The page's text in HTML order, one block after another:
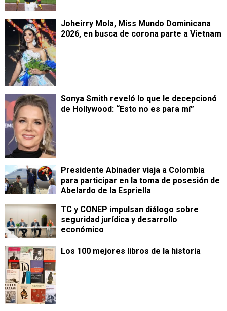
Joheirry Mola, Miss Mundo Dominicana
2026, en busca de corona parte a Vietnam
Sonya Smith reveló lo que le decepcionó
de Hollywood: “Esto no es para mí”
Presidente Abinader viaja a Colombia
para participar en la toma de posesión de
Abelardo de la Espriella
TC y CONEP impulsan diálogo sobre
seguridad jurídica y desarrollo
económico
Los 100 mejores libros de la historia